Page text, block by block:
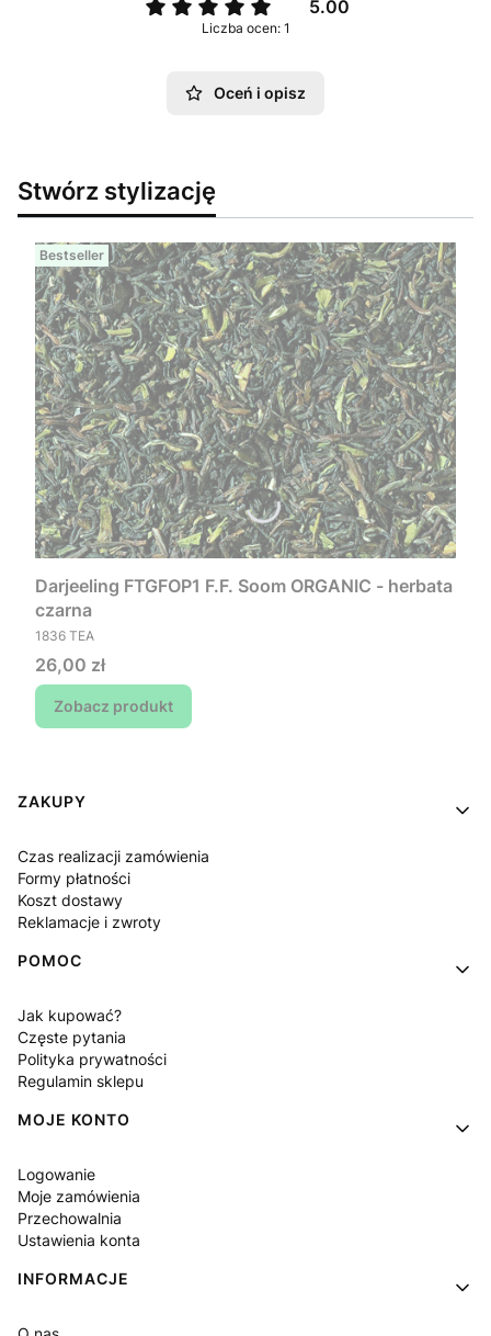
5.00
Liczba ocen: 1
Oceń i opisz
Stwórz stylizację
Bestseller
Darjeeling FTGFOP1 F.F. Soom ORGANIC - herbata
czarna
PRODUCENT
1836 TEA
Cena
26,00 zł
Zobacz produkt
Linki w stopce
ZAKUPY
Czas realizacji zamówienia
Formy płatności
Koszt dostawy
Reklamacje i zwroty
POMOC
Jak kupować?
Częste pytania
Polityka prywatności
Regulamin sklepu
MOJE KONTO
Logowanie
Moje zamówienia
Przechowalnia
Ustawienia konta
INFORMACJE